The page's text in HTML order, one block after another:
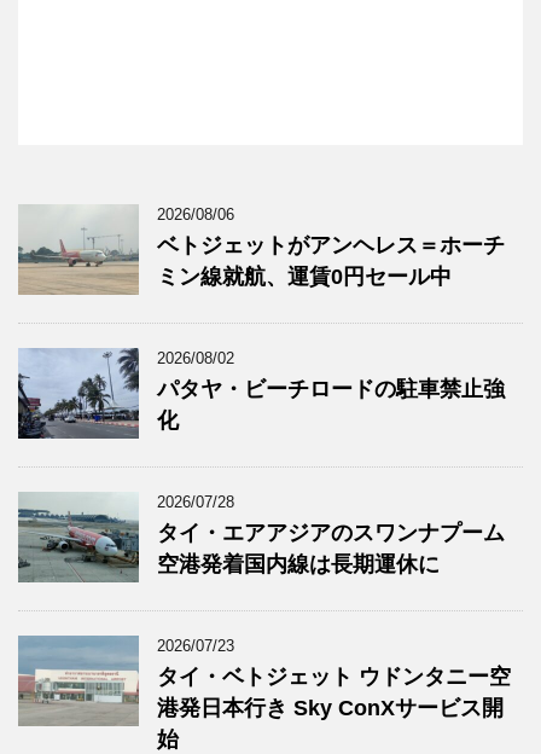
2026/08/06
ベトジェットがアンヘレス＝ホーチ
ミン線就航、運賃0円セール中
2026/08/02
パタヤ・ビーチロードの駐車禁止強
化
2026/07/28
タイ・エアアジアのスワンナプーム
空港発着国内線は長期運休に
2026/07/23
タイ・ベトジェット ウドンタニー空
港発日本行き Sky ConXサービス開
始